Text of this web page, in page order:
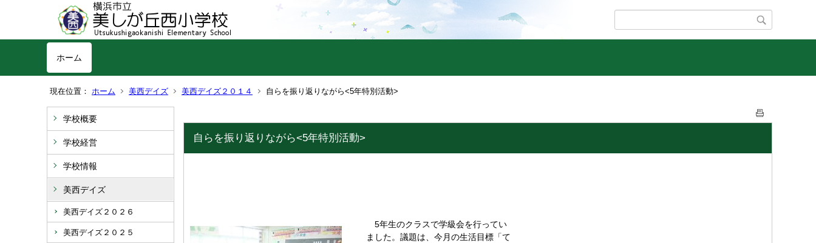
ホーム
現在位置： ホーム 美西デイズ 美西デイズ２０１４ 自らを振り返りながら<5年特別活動>
学校概要
学校経営
学校情報
美西デイズ
美西デイズ２０２６
美西デイズ２０２５
自らを振り返りながら<5年特別活動>
5年生のクラスで学級会を行ってい
ました。議題は、今月の生活目標「て